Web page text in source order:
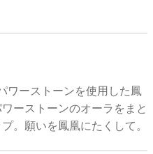
ワーストーンを使用した鳳
ーストーンのオーラをまと
。願いを鳳凰にたくして。